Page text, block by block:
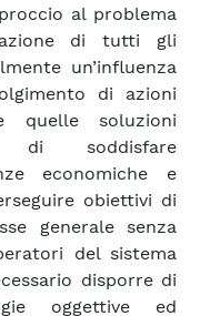
al problema
di tutti gli
un’influenza
di azioni
quelle soluzioni
soddisfare
economiche e
obiettivi di
generale senza
del sistema
disporre di
oggettive ed